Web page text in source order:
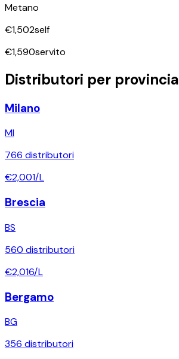
Metano
€1,502self
€1,590servito
Distributori per provincia
Milano
MI
766 distributori
€2,001/L
Brescia
BS
560 distributori
€2,016/L
Bergamo
BG
356 distributori